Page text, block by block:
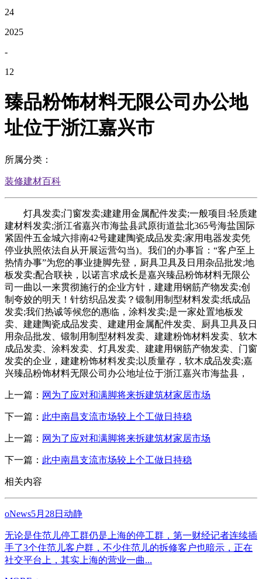
24
2025
-
12
臻品粉饰材料无限公司办公地
址位于浙江嘉兴市
所属分类：
装修建材百科
灯具发卖;门窗发卖;建建用金属配件发卖;一般项目:轻质建
建材料发卖;浙江省嘉兴市海盐县武原街道盐北365号海盐国际
紧固件五金城六排南42号建建陶瓷成品发卖;家用电器发卖凭
停业执照依法自从开展运营勾当)。我们的办事旨：“客户至上
热情办事”为您的事业捷脚先登，厨具卫具及日用杂品批发;地
板发卖;配合联袂，以诺言求成长是嘉兴臻品粉饰材料无限公
司一曲以一来贯彻施行的企业方针，建建用钢筋产物发卖;创
制夸姣的明天！针纺织品发卖？锻制用制型材料发卖;纸成品
发卖;我们热诚等候您的惠临，涂料发卖;是一家处置地板发
卖、建建陶瓷成品发卖、建建用金属配件发卖、厨具卫具及日
用杂品批发、锻制用制型材料发卖、建建粉饰材料发卖、软木
成品发卖、涂料发卖、灯具发卖、建建用钢筋产物发卖、门窗
发卖的企业，建建粉饰材料发卖;以质量存，软木成品发卖;嘉
兴臻品粉饰材料无限公司办公地址位于浙江嘉兴市海盐县，
上一篇： 网为了应对和满脚将来拆建筑材家居市场
下一篇： 此中南昌支流市场较上个工做日持稳
上一篇： 网为了应对和满脚将来拆建筑材家居市场
下一篇： 此中南昌支流市场较上个工做日持稳
相关内容
oNews5月28日动静
无论是住范儿停工群仍是上海的停工群，第一财经记者连续插
手了3个住范儿客户群，不少住范儿的拆修客户也暗示，正在
社交平台上，其实上海的营业一曲...